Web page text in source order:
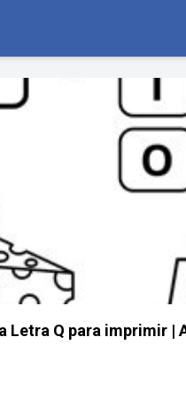
Letra Q para imprimir |